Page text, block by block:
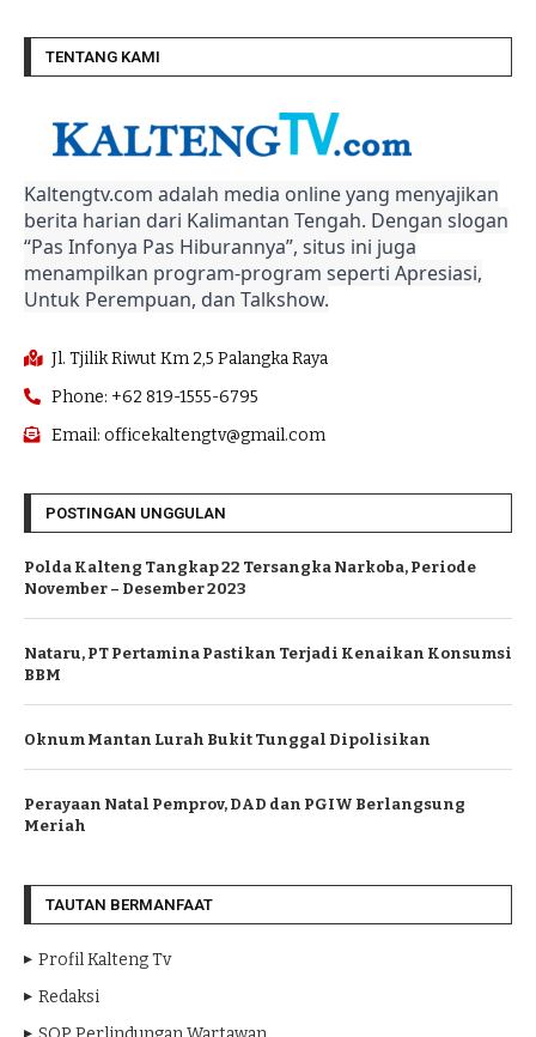
TENTANG KAMI
Kaltengtv.com adalah media online yang menyajikan
berita harian dari Kalimantan Tengah. Dengan slogan
“Pas Infonya Pas Hiburannya”, situs ini juga
menampilkan program-program seperti Apresiasi,
Untuk Perempuan, dan Talkshow.
Jl. Tjilik Riwut Km 2,5 Palangka Raya
Phone: +62 819-1555-6795
Email: officekaltengtv@gmail.com
POSTINGAN UNGGULAN
Polda Kalteng Tangkap 22 Tersangka Narkoba, Periode
November – Desember 2023
Nataru, PT Pertamina Pastikan Terjadi Kenaikan Konsumsi
BBM
Oknum Mantan Lurah Bukit Tunggal Dipolisikan
Perayaan Natal Pemprov, DAD dan PGIW Berlangsung
Meriah
TAUTAN BERMANFAAT
Profil Kalteng Tv
Redaksi